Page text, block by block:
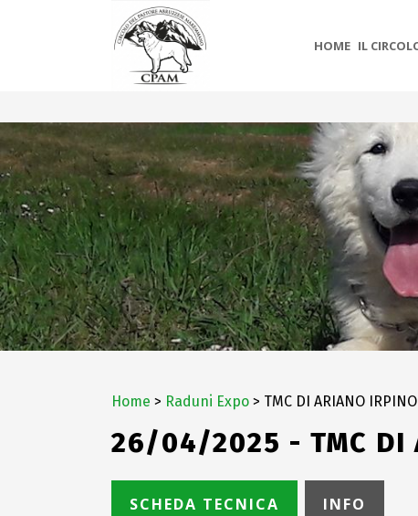
HOME IL
Home > Raduni Expo > TMC DI ARIANO
26/04/2025 - TMC DI
SCHEDA TECNICA INFO